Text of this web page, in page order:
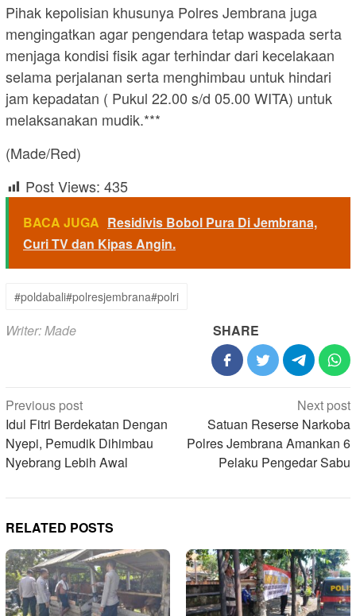
Pihak kepolisian khusunya Polres Jembrana juga
mengingatkan agar pengendara tetap waspada serta
menjaga kondisi fisik agar terhindar dari kecelakaan
selama perjalanan serta menghimbau untuk hindari
jam kepadatan ( Pukul 22.00 s/d 05.00 WITA) untuk
melaksanakan mudik.***
(Made/Red)
Post Views: 435
BACA JUGA Residivis Bobol Pura Di Jembrana,
Curi TV dan Kipas Angin.
#poldabali#polresjembrana#polri
Writer: Made SHARE
Post
navigation
Previous post
Idul Fitri Berdekatan Dengan
Nyepi, Pemudik Dihimbau
Nyebrang Lebih Awal
Next post
Satuan Reserse Narkoba
Polres Jembrana Amankan 6
Pelaku Pengedar Sabu
RELATED POSTS